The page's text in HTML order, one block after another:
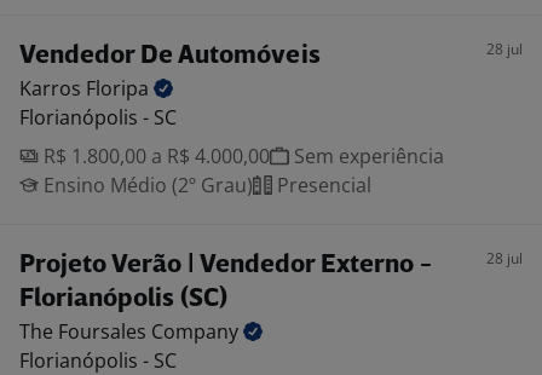
Vendedor De Automóveis 28 jul
Karros Floripa
Florianópolis - SC
R$ 1.800,00 a R$ 4.000,00
Sem experiência
Ensino Médio (2º Grau)
Presencial
Projeto Verão | Vendedor Externo -
Florianópolis (SC)
28 jul
The Foursales Company
Florianópolis - SC